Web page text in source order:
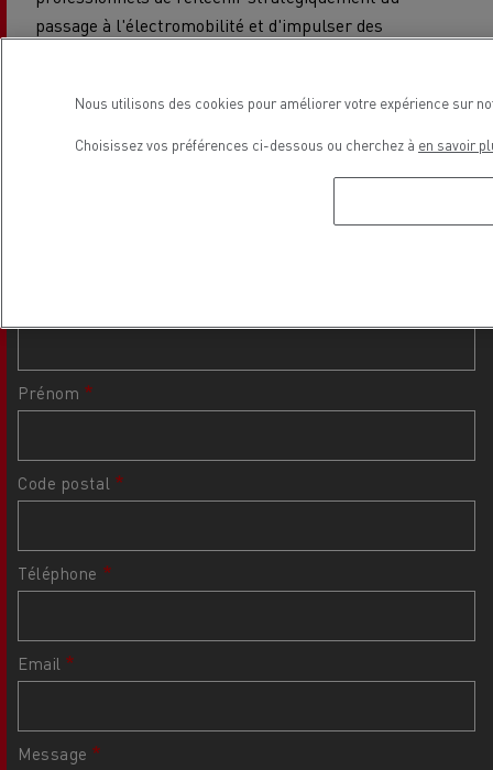
passage à l'électromobilité et d'impulser des
Je souhaite poser ma candidature
Prénom
Code postal
Téléphone
Email
Message
Nous utilisons des cookies pour améliorer votre expérience sur
Choisissez vos préférences ci-dessous ou cherchez à en savoir